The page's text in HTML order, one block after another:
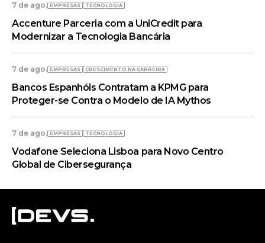
7 de ago. EMPRESAS TECNOLOGIA
Accenture Parceria com a UniCredit para
Modernizar a Tecnologia Bancária
7 de ago. EMPRESAS CRESCIMENTO NA CARREIRA
Bancos Espanhóis Contratam a KPMG para
Proteger-se Contra o Modelo de IA Mythos
7 de ago. EMPRESAS TECNOLOGIA
Vodafone Seleciona Lisboa para Novo Centro
Global de Cibersegurança